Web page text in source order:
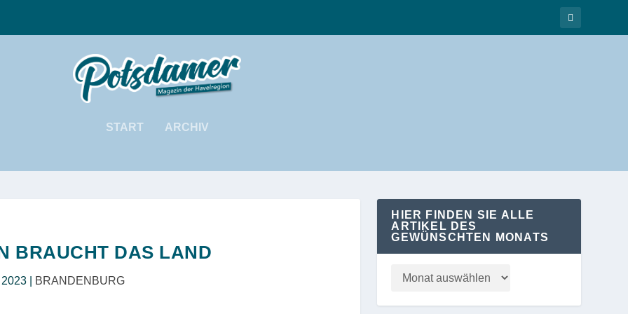
START ARCHIV
BRAUCHT DAS LAND
BRANDENBURG
HIER FINDEN SIE ALLE
ARTIKEL DES
GEWÜNSCHTEN MONATS